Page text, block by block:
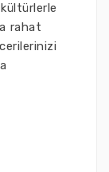
rahat